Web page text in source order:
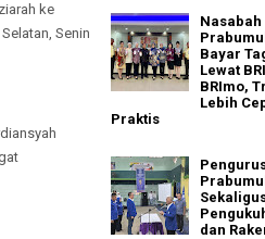
ke
Senin
Nasabah
Bayar
Lewat
BRImo,
Lebih
Praktis
dan